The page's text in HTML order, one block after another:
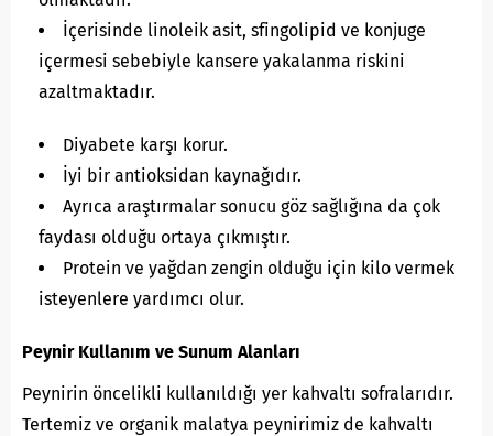
İçerisinde linoleik asit, sfingolipid ve konjuge
içermesi sebebiyle kansere yakalanma riskini
azaltmaktadır.
Diyabete karşı korur.
İyi bir antioksidan kaynağıdır.
Ayrıca araştırmalar sonucu göz sağlığına da çok
faydası olduğu ortaya çıkmıştır.
Protein ve yağdan zengin olduğu için kilo vermek
isteyenlere yardımcı olur.
Peynir Kullanım ve Sunum Alanları
Peynirin öncelikli kullanıldığı yer kahvaltı sofralarıdır.
Tertemiz ve organik malatya peynirimiz de kahvaltı